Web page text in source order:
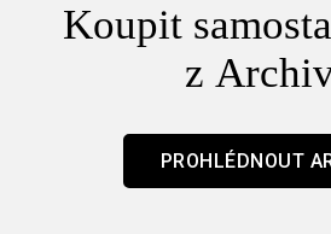
Koupit
z
PROHLÉDNOUT